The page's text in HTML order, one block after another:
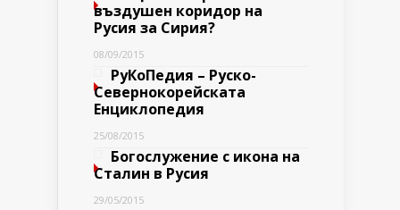
въздушен коридор на
Русия за Сирия?
08/09/2015
РуКоПедия – Руско-
Севернокорейската
Енциклопедия
25/08/2015
Богослужение с икона на
Сталин в Русия
29/05/2015